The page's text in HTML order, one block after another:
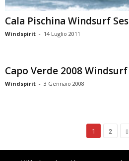
Cala Pischina Windsurf
Windspirit - 14 Luglio 2011
Capo Verde 2008 Windsurf
Windspirit - 3 Gennaio 2008
1 2